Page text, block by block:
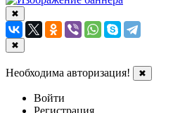
✖
✖
Необходима авторизация! ✖
Войти